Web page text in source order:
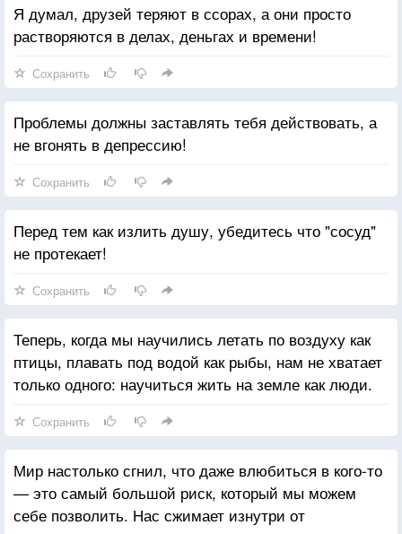
Я думал, друзей теряют в ссорах, а они просто
растворяются в делах, деньгах и времени!
Сохранить
Проблемы должны заставлять тебя действовать, а
не вгонять в депрессию!
Сохранить
Перед тем как излить душу, убедитесь что "сосуд"
не протекает!
Сохранить
Теперь, когда мы научились летать по воздуху как
птицы, плавать под водой как рыбы, нам не хватает
только одного: научиться жить на земле как люди.
Сохранить
Мир настолько сгнил, что даже влюбиться в кого-то
— это самый большой риск, который мы можем
себе позволить. Нас сжимает изнутри от